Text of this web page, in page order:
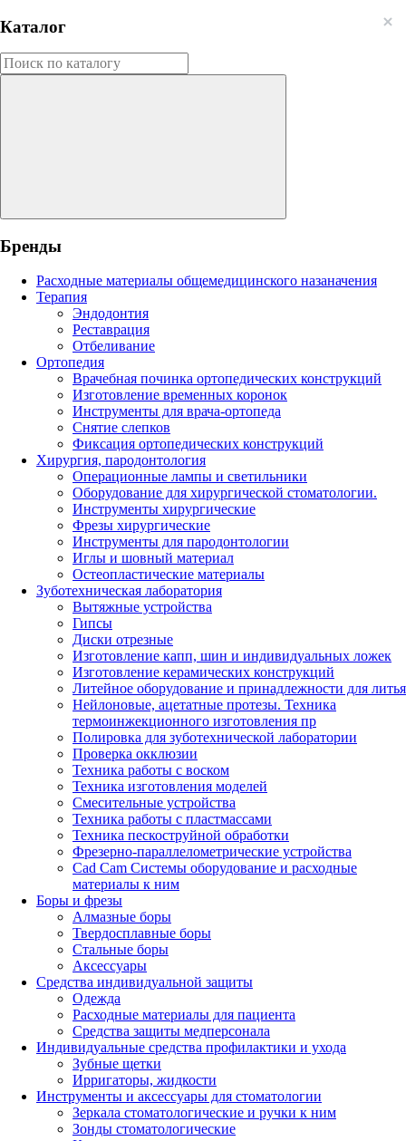
Каталог
Бренды
Расходные материалы общемедицинского назаначения
Терапия
Эндодонтия
Реставрация
Отбеливание
Ортопедия
Врачебная починка ортопедических конструкций
Изготовление временных коронок
Инструменты для врача-ортопеда
Снятие слепков
Фиксация ортопедических конструкций
Хирургия, пародонтология
Операционные лампы и светильники
Оборудование для хирургической стоматологии.
Инструменты хирургические
Фрезы хирургические
Инструменты для пародонтологии
Иглы и шовный материал
Остеопластические материалы
Зуботехническая лаборатория
Вытяжные устройства
Гипсы
Диски отрезные
Изготовление капп, шин и индивидуальных ложек
Изготовление керамических конструкций
Литейное оборудование и принадлежности для литья
Нейлоновые, ацетатные протезы. Техника
термоинжекционного изготовления пр
Полировка для зуботехнической лаборатории
Проверка окклюзии
Техника работы с воском
Техника изготовления моделей
Смесительные устройства
Техника работы с пластмассами
Техника пескоструйной обработки
Фрезерно-параллелометрические устройства
Cad Cam Системы оборудование и расходные
материалы к ним
Боры и фрезы
Алмазные боры
Твердосплавные боры
Стальные боры
Аксессуары
Средства индивидуальной защиты
Одежда
Расходные материалы для пациента
Средства защиты медперсонала
Индивидуальные средства профилактики и ухода
Зубные щетки
Ирригаторы, жидкости
Инструменты и аксессуары для стоматологии
Зеркала стоматологические и ручки к ним
Зонды стоматологические